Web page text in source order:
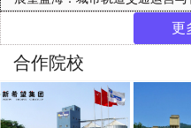
更
合作院校